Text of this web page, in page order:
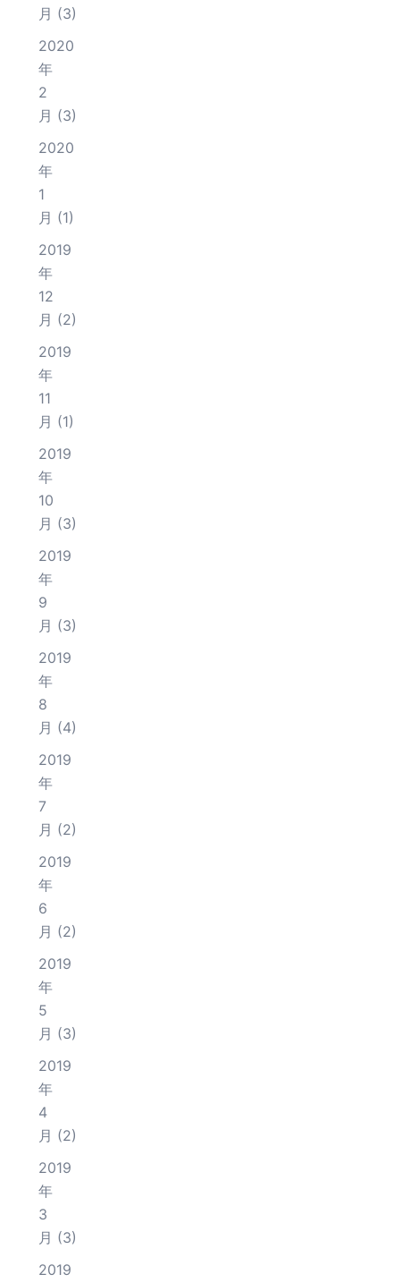
月 (3)
2020
年
2
月 (3)
2020
年
1
月 (1)
2019
年
12
月 (2)
2019
年
11
月 (1)
2019
年
10
月 (3)
2019
年
9
月 (3)
2019
年
8
月 (4)
2019
年
7
月 (2)
2019
年
6
月 (2)
2019
年
5
月 (3)
2019
年
4
月 (2)
2019
年
3
月 (3)
2019